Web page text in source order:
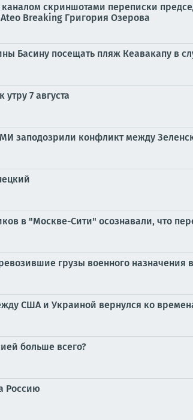
скриншотами переписки
Breaking Григория Озерова
Басину посещать пляж Кеавакапу в
7 августа
заподозрили конфликт между
в "Москве-Сити" осознавали, что
грузы военного назначения
США и Украиной вернулся ко
больше всего?
Россию